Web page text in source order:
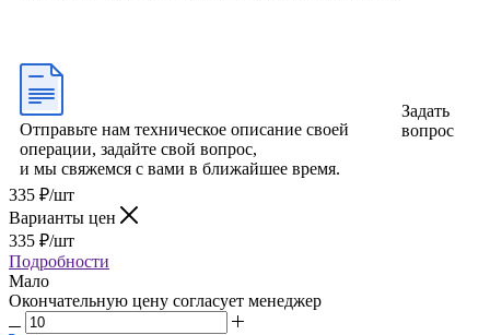
Отправьте нам техническое описание своей
операции, задайте свой вопрос,
и мы свяжемся с вами в ближайшее время.
Задать
вопрос
335 ₽/шт
Варианты цен
335 ₽/шт
Подробности
Мало
Окончательную цену согласует менеджер